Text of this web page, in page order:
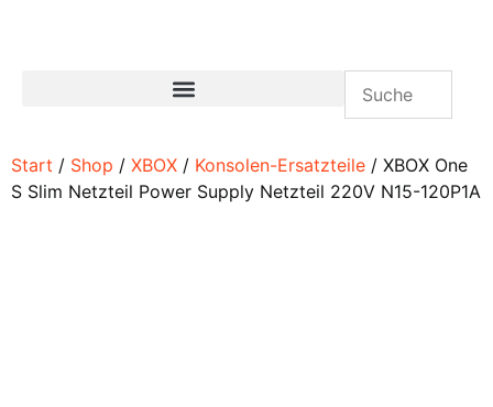
Start / Shop / XBOX / Konsolen-Ersatzteile / XBOX One
S Slim Netzteil Power Supply Netzteil 220V N15-120P1A